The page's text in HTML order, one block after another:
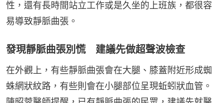
性，還有長時間站立工作或是久坐的上班族，都很容
易導致靜脈曲張。
發現靜脈曲張別慌 建議先做超聲波檢查
在外觀上，有些靜脈曲張會在大腿、膝蓋附近形成蜘
蛛網狀紋路，有些則會在小腿部位呈現蚯蚓狀血管。